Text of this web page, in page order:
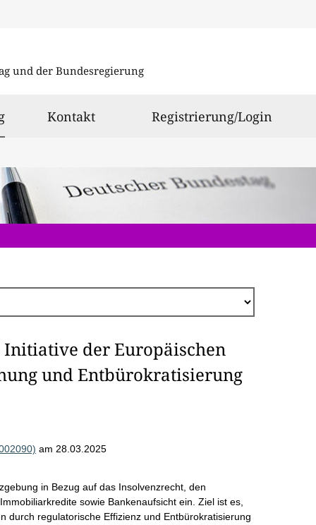
und der Bundesregierung
ausgewählt
Kontakt Registrierung/Login
Initiative der Europäischen
und Entbürokratisierung
am 28.03.2025
in Bezug auf das Insolvenzrecht, den
sowie Bankenaufsicht ein. Ziel ist es,
durch regulatorische Effizienz und Entbürokratisierung